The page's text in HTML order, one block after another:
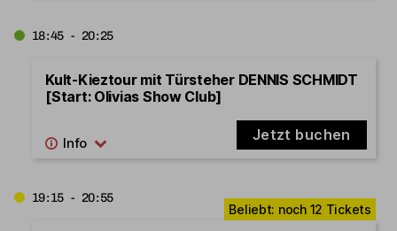
18:45 - 20:25
Kult-Kieztour mit Türsteher DENNIS SCHMIDT
[Start: Olivias Show Club]
Jetzt buchen
19:15 - 20:55